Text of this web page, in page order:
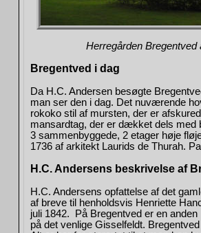
Herregården
Bregentved i dag
Da H.C. Andersen besøgte
man ser den i dag. Det nuværende
rokoko stil af mursten, der er
mansardtag, der er dækket dels med
3 sammenbyggede, 2 etager høje
1736 af arkitekt Laurids de Thurah.
H.C. Andersens beskrivelse af
H.C. Andersens opfattelse af det
af breve til henholdsvis Henriette
juli 1842. På Bregentved er en
på det venlige Gisselfeldt.